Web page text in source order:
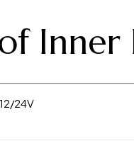
Inner
24V